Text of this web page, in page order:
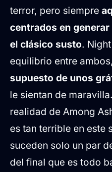
terror, pero siempre
centrados en
el clásico susto.
equilibrio entre ambos,
supuesto de unos
le sientan de
realidad de Among
es tan terrible en este
suceden solo un par
del final que es todo